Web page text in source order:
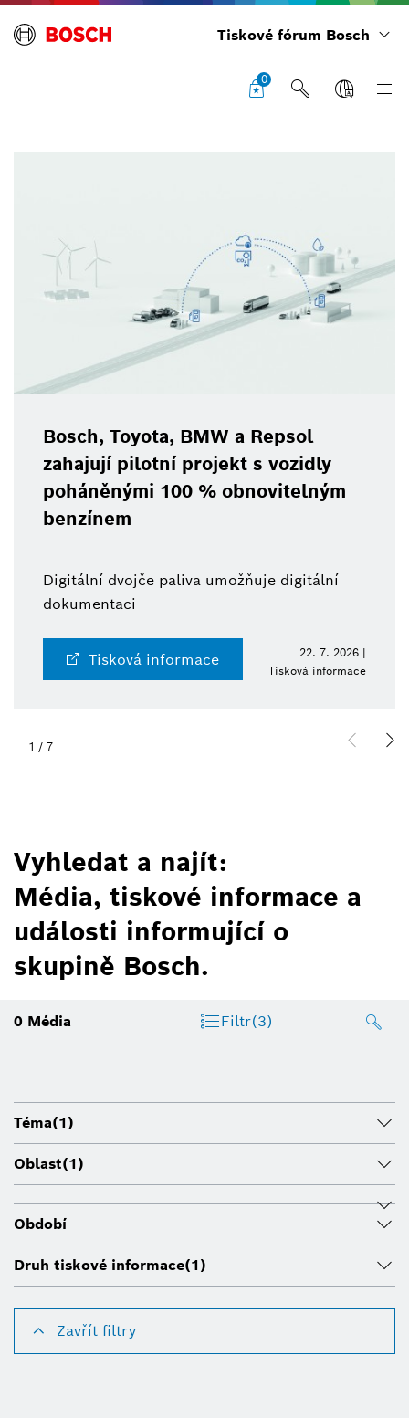
Tiskové fórum Bosch
0
Bosch, Toyota, BMW a Repsol
zahajují pilotní projekt s vozidly
poháněnými 100 % obnovitelným
benzínem
Digitální dvojče paliva umožňuje digitální
dokumentaci
Tisková informace
22. 7. 2026 |
Tisková informace
1 / 7
Vyhledat a najít:
Média, tiskové informace a
události informující o
skupině Bosch.
0 Média Filtr(3)
Téma(1)
Oblast(1)
Období
Druh tiskové informace(1)
Zavřít filtry